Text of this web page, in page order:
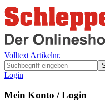
Volltext Artikelnr.
Login
Mein Konto / Login